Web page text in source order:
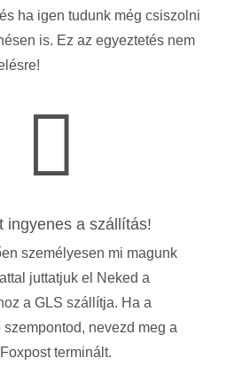
ha igen tudunk még csiszolni
is. Ez az egyeztetés nem

ingyenes a szállítás!
személyesen mi magunk
juttatjuk el Neked a
a GLS szállítja. Ha a
nevezd meg a
terminált.